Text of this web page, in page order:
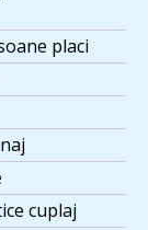
placi
cuplaj